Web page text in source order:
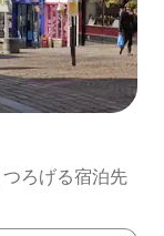
ろげる宿泊先